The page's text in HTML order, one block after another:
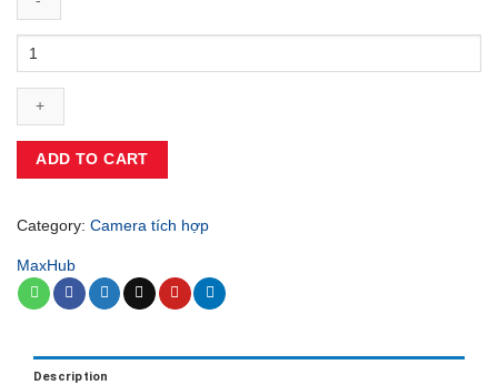
Maxhub
P25:
Camera
Đỉnh
Cho
Trực
Tuyến
quantity
ADD TO CART
Category: Camera tích hợp
MaxHub
Description